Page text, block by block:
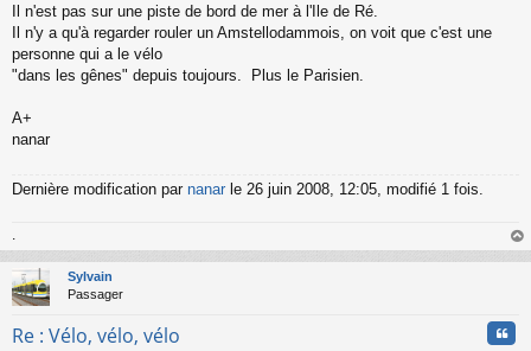
Il n'est pas sur une piste de bord de mer à l'Ile de Ré.
Il n'y a qu'à regarder rouler un Amstellodammois, on voit que c'est une
personne qui a le vélo
"dans les gênes" depuis toujours. Plus le Parisien.
A+
nanar
Dernière modification par nanar le 26 juin 2008, 12:05, modifié 1 fois.
.
au
Sylvain
Passager
Re : Vélo, vélo, vélo